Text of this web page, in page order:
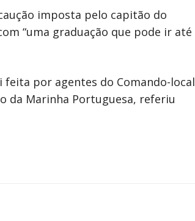
imposta pelo capitão do
“uma graduação que pode ir até
por agentes do Comando-local
da Marinha Portuguesa, referiu